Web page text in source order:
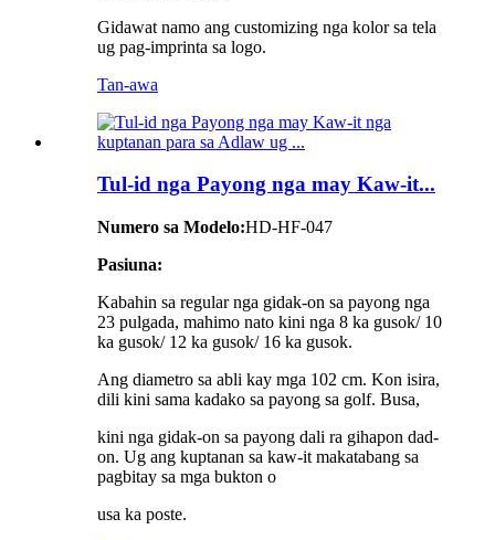
Gidawat namo ang customizing nga kolor sa tela
ug pag-imprinta sa logo.
Tan-awa
Tul-id nga Payong nga may Kaw-it...
Numero sa Modelo:HD-HF-047
Pasiuna:
Kabahin sa regular nga gidak-on sa payong nga
23 pulgada, mahimo nato kini nga 8 ka gusok/ 10
ka gusok/ 12 ka gusok/ 16 ka gusok.
Ang diametro sa abli kay mga 102 cm. Kon isira,
dili kini sama kadako sa payong sa golf. Busa,
kini nga gidak-on sa payong dali ra gihapon dad-
on. Ug ang kuptanan sa kaw-it makatabang sa
pagbitay sa mga bukton o
usa ka poste.